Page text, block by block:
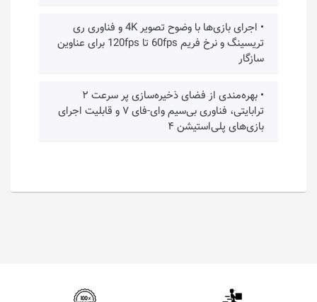
• اجرای بازی‌ها با وضوح تصویر 4K و فناوری ری
تریسینگ و نرخ فریم 60fps تا 120fps برای عناوین
سازگار
• بهره‌مندی از فضای ذخیره‌سازی پر سرعت ۲
ترابایتی، فناوری بی‌سیم وای-فای ۷ و قابلیت اجرای
بازی‌های پلی‌استیشن ۴